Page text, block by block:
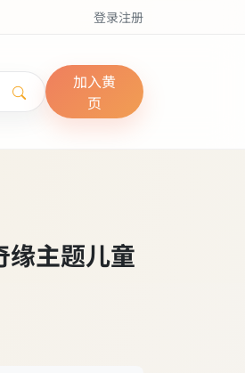
登录注册
加入黄
页
主题儿童